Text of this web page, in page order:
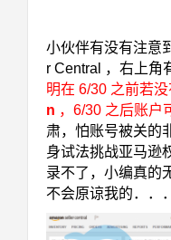
小伙伴有没有注意
r Central ，右上角
明在 6/30 之前若
n ，6/30 之后账户
肃，怕账号被关的
身试法挑战亚马逊
录不了，小编真的
不会原谅我的．．．